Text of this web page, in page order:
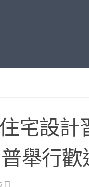
宅設
舉行歡
日